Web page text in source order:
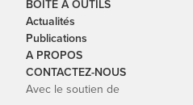
BOÎTE À OUTILS
Actualités
Publications
A PROPOS
CONTACTEZ-NOUS
Avec le soutien de